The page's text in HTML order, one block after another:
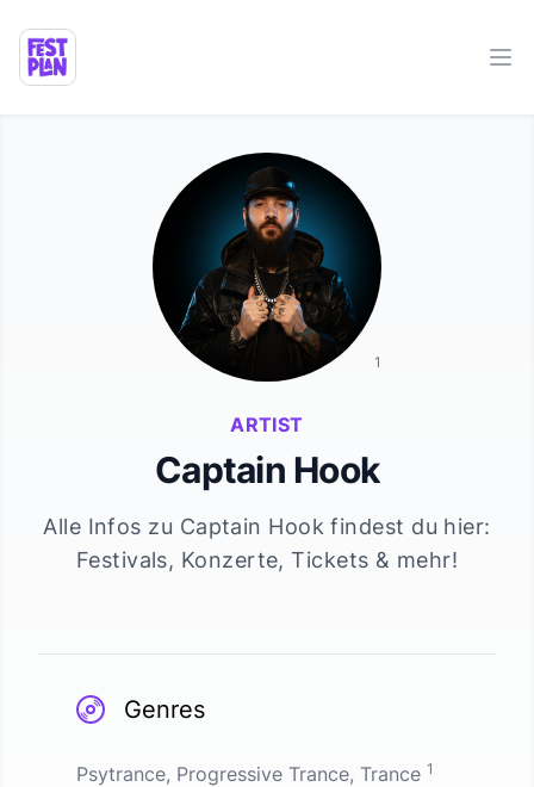
ARTIST
Captain Hook
Alle Infos zu Captain Hookfindest du hier:
Festivals, Konzerte, Tickets & mehr!
1
Genres
Psytrance, Progressive Trance, Trance 1